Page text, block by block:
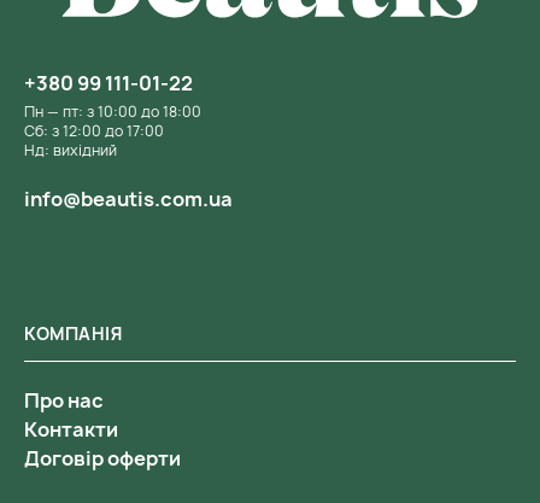
КОМПАНІЯ
Про нас
Контакти
Договір оферти
+380 99 111-01-22
Пн — пт: з 10:00 до 18:00
Сб: з 12:00 до 17:00
Нд: вихідний
info@beautis.com.ua